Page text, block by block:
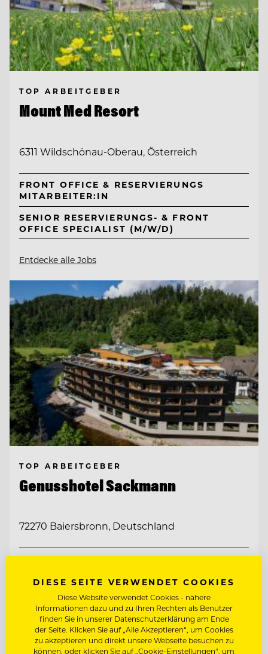
TOP ARBEITGEBER
Mount Med Resort
6311 Wildschönau-Oberau, Österreich
FRONT OFFICE & RESERVIERUNGS
MITARBEITER:IN
SENIOR RESERVIERUNGS- & FRONT
OFFICE SPECIALIST (M/W/D)
Entdecke alle Jobs
TOP ARBEITGEBER
Genusshotel Sackmann
72270 Baiersbronn, Deutschland
REZEPTIONSLEITUNG
Entdecke alle Jobs
DIESE SEITE VERWENDET COOKIES
Diese Website verwendet Cookies - nähere
Informationen dazu und zu Ihren Rechten als Benutzer
finden Sie in unserer Datenschutzerklärung am Ende
der Seite. Klicken Sie auf „Alle Akzeptieren“, um Cookies
zu akzeptieren und direkt unsere Webseite besuchen zu
können, oder klicken Sie auf „Cookie-Einstellungen“, um